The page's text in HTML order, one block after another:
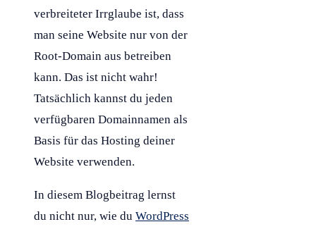
verbreiteter Irrglaube ist, dass
man seine Website nur von der
Root-Domain aus betreiben
kann. Das ist nicht wahr!
Tatsächlich kannst du jeden
verfügbaren Domainnamen als
Basis für das Hosting deiner
Website verwenden.
In diesem Blogbeitrag lernst
du nicht nur, wie du WordPress